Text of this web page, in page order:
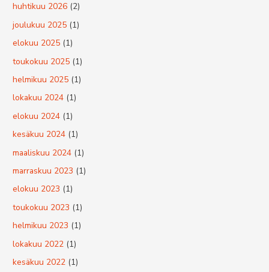
huhtikuu 2026 (2)
joulukuu 2025 (1)
elokuu 2025 (1)
toukokuu 2025 (1)
helmikuu 2025 (1)
lokakuu 2024 (1)
elokuu 2024 (1)
kesäkuu 2024 (1)
maaliskuu 2024 (1)
marraskuu 2023 (1)
elokuu 2023 (1)
toukokuu 2023 (1)
helmikuu 2023 (1)
lokakuu 2022 (1)
kesäkuu 2022 (1)